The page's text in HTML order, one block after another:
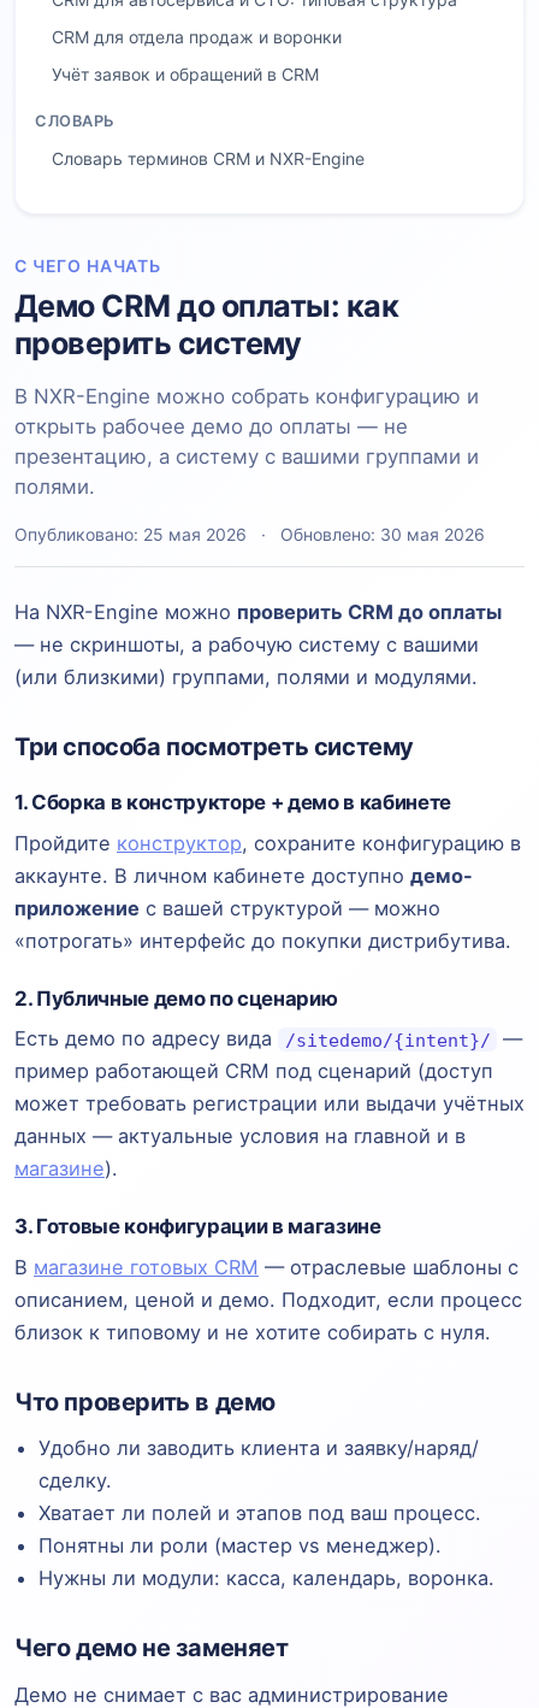
CRM для отдела продаж и воронки
Учёт заявок и обращений в CRM
СЛОВАРЬ
Словарь терминов CRM и NXR-Engine
С ЧЕГО НАЧАТЬ
Демо CRM до оплаты: как
проверить систему
В NXR-Engine можно собрать конфигурацию и
открыть рабочее демо до оплаты — не
презентацию, а систему с вашими группами и
полями.
Опубликовано: 25 мая 2026 · Обновлено: 30 мая 2026
На NXR-Engine можно проверить CRM до оплаты
— не скриншоты, а рабочую систему с вашими
(или близкими) группами, полями и модулями.
Три способа посмотреть систему
1. Сборка в конструкторе + демо в кабинете
Пройдите конструктор, сохраните конфигурацию в
аккаунте. В личном кабинете доступно демо-
приложение с вашей структурой — можно
«потрогать» интерфейс до покупки дистрибутива.
2. Публичные демо по сценарию
Есть демо по адресу вида
/sitedemo/{intent}/
—
пример работающей CRM под сценарий (доступ
может требовать регистрации или выдачи учётных
данных — актуальные условия на главной и в
магазине).
3. Готовые конфигурации в магазине
В магазине готовых CRM — отраслевые шаблоны с
описанием, ценой и демо. Подходит, если процесс
близок к типовому и не хотите собирать с нуля.
Что проверить в демо
Удобно ли заводить клиента и заявку/наряд/
сделку.
Хватает ли полей и этапов под ваш процесс.
Понятны ли роли (мастер vs менеджер).
Нужны ли модули: касса, календарь, воронка.
Чего демо не заменяет
Демо не снимает с вас администрирование